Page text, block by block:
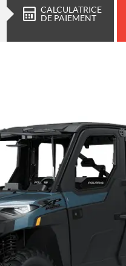
CALCULATRICE
DE PAIEMENT